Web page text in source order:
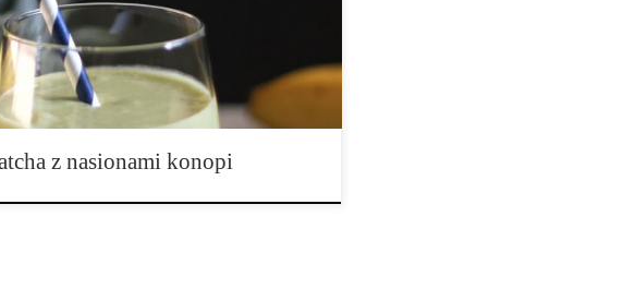
z nasionami konopi